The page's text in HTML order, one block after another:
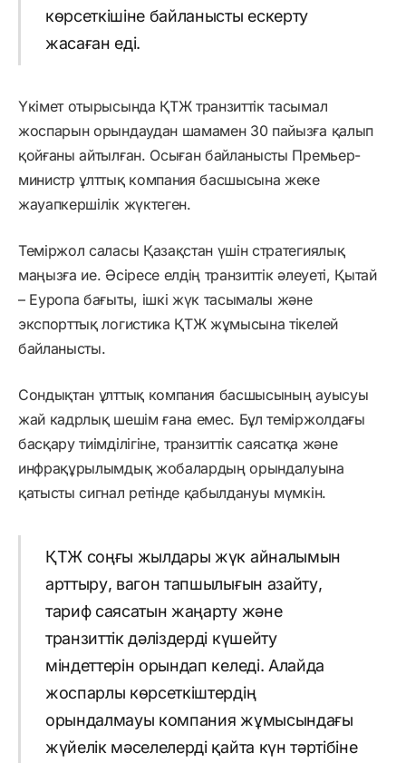
көрсеткішіне байланысты ескерту
жасаған еді.
Үкімет отырысында ҚТЖ транзиттік тасымал
жоспарын орындаудан шамамен 30 пайызға қалып
қойғаны айтылған. Осыған байланысты Премьер-
министр ұлттық компания басшысына жеке
жауапкершілік жүктеген.
Теміржол саласы Қазақстан үшін стратегиялық
маңызға ие. Әсіресе елдің транзиттік әлеуеті, Қытай
– Еуропа бағыты, ішкі жүк тасымалы және
экспорттық логистика ҚТЖ жұмысына тікелей
байланысты.
Сондықтан ұлттық компания басшысының ауысуы
жай кадрлық шешім ғана емес. Бұл теміржолдағы
басқару тиімділігіне, транзиттік саясатқа және
инфрақұрылымдық жобалардың орындалуына
қатысты сигнал ретінде қабылдануы мүмкін.
ҚТЖ соңғы жылдары жүк айналымын
арттыру, вагон тапшылығын азайту,
тариф саясатын жаңарту және
транзиттік дәліздерді күшейту
міндеттерін орындап келеді. Алайда
жоспарлы көрсеткіштердің
орындалмауы компания жұмысындағы
жүйелік мәселелерді қайта күн тәртібіне